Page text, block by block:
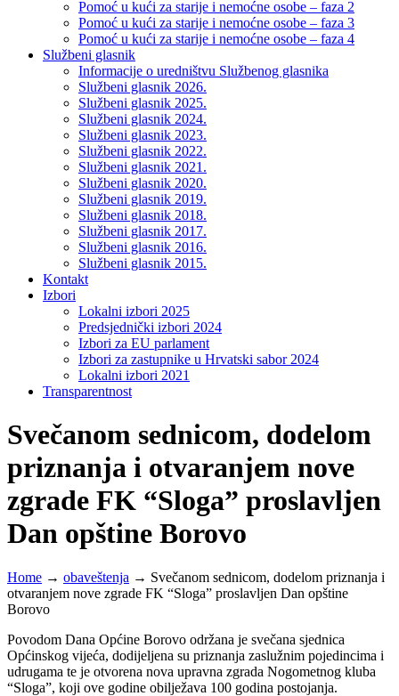
Pomoć u kući za starije i nemoćne osobe – faza 2
Pomoć u kući za starije i nemoćne osobe – faza 3
Pomoć u kući za starije i nemoćne osobe – faza 4
Službeni glasnik
Informacije o uredništvu Službenog glasnika
Službeni glasnik 2026.
Službeni glasnik 2025.
Službeni glasnik 2024.
Službeni glasnik 2023.
Službeni glasnik 2022.
Službeni glasnik 2021.
Službeni glasnik 2020.
Službeni glasnik 2019.
Službeni glasnik 2018.
Službeni glasnik 2017.
Službeni glasnik 2016.
Službeni glasnik 2015.
Kontakt
Izbori
Lokalni izbori 2025
Predsjednički izbori 2024
Izbori za EU parlament
Izbori za zastupnike u Hrvatski sabor 2024
Lokalni izbori 2021
Transparentnost
Svečanom sednicom, dodelom
priznanja i otvaranjem nove
zgrade FK “Sloga” proslavljen
Dan opštine Borovo
Home → obaveštenja → Svečanom sednicom, dodelom priznanja i
otvaranjem nove zgrade FK “Sloga” proslavljen Dan opštine
Borovo
Povodom Dana Općine Borovo održana je svečana sjednica
Općinskog vijeća, dodijeljena su priznanja zaslužnim pojedincima i
udrugama te je otvorena nova upravna zgrada Nogometnog kluba
“Sloga”, koji ove godine obilježava 100 godina postojanja.